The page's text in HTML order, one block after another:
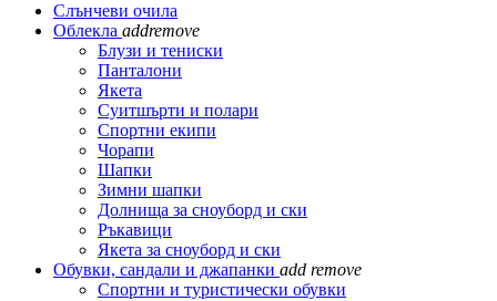
Слънчеви очила
Облекла addremove
Блузи и тениски
Панталони
Якета
Суитшърти и полари
Спортни екипи
Чорапи
Шапки
Зимни шапки
Долнища за сноуборд и ски
Ръкавици
Якета за сноуборд и ски
Обувки, сандали и джапанки add remove
Спортни и туристически обувки